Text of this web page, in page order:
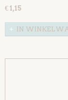
€ 1,15
IN